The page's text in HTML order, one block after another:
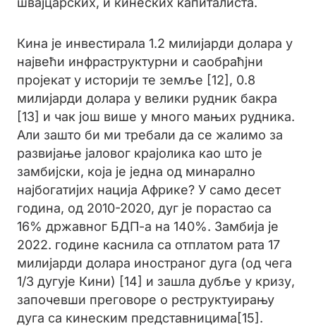
Кина је инвестирала 1.2 милијарди долара у
највећи инфраструктурни и саобраћјни
пројекат у историји те земље [12], 0.8
милијарди долара у велики рудник бакра
[13] и чак још више у много мањих рудника.
Али зашто би ми требали да се жалимо за
развијање јаловог крајолика као што је
замбијски, која је једна од минарално
најбогатијих нација Африке? У само десет
година, од 2010-2020, дуг је порастао са
16% државног БДП-а на 140%. Замбија је
2022. године каснила са отплатом рата 17
милијарди долара иностраног дуга (од чега
1/3 дугује Кини) [14] и зашла дубље у кризу,
започевши преговоре о реструктуирању
дуга са кинеским представницима[15].